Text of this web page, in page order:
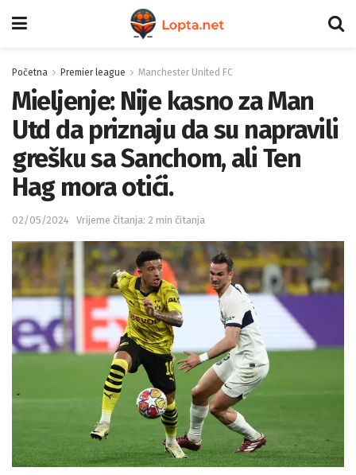
Početna Premier league Manchester United FC
Mieljenje: Nije kasno za Man
Utd da priznaju da su napravili
grešku sa Sanchom, ali Ten
Hag mora otići.
02/05/2024 Vrijeme čitanja: 2 min čitanja